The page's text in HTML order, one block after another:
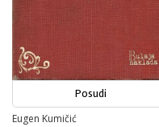
Posudi
Eugen Kumičić